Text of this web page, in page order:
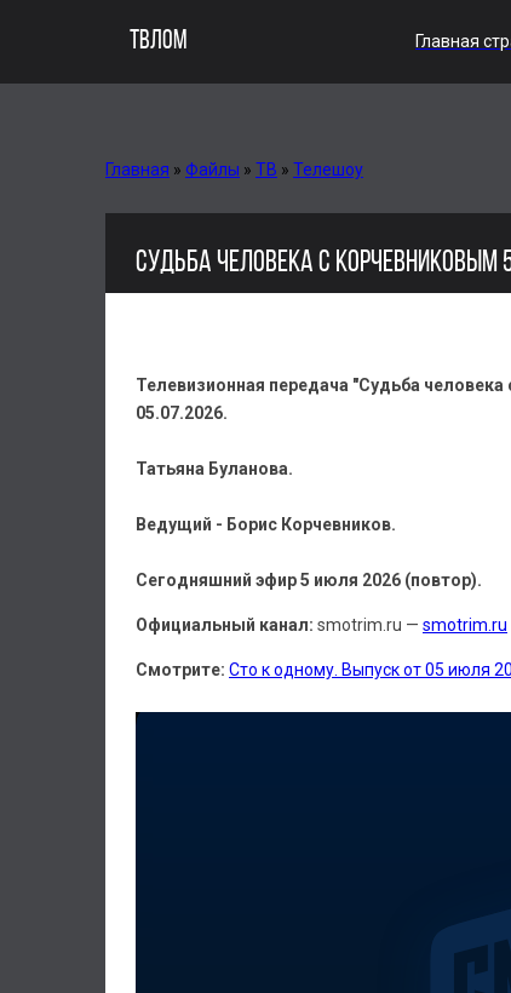
ТВЛОМ Главная
Главная » Файлы » ТВ » Телешоу
СУДЬБА ЧЕЛОВЕКА С КОРЧЕВНИКОВЫМ
Телевизионная передача "Судьба
05.07.2026.
Татьяна Буланова.
Ведущий - Борис Корчевников.
Сегодняшний эфир 5 июля 2026 (повтор).
Официальный канал: smotrim.ru — smotrim.ru
Смотрите: Сто к одному. Выпуск от 05 июля